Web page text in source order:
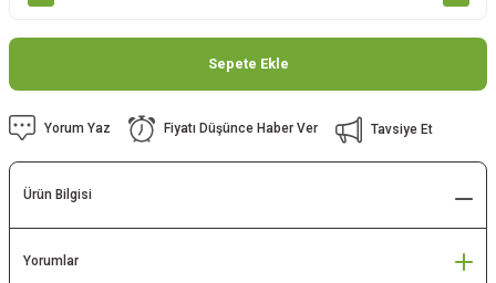
Sepete Ekle
Yorum Yaz Fiyatı Düşünce Haber Ver Tavsiye Et
Ürün Bilgisi
Yorumlar